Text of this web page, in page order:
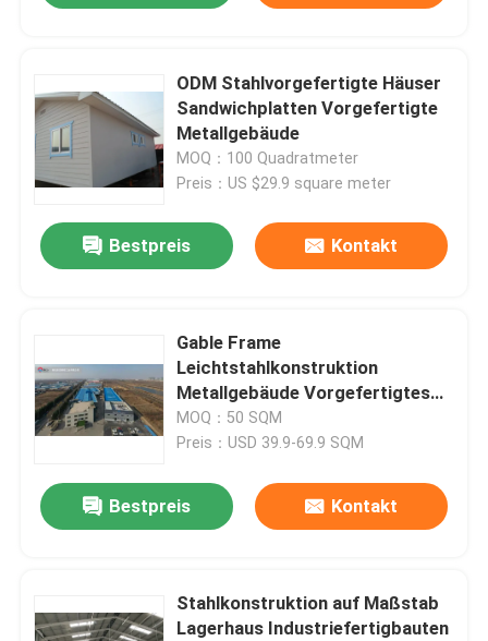
ODM Stahlvorgefertigte Häuser
Sandwichplatten Vorgefertigte
Metallgebäude
MOQ：100 Quadratmeter
Preis：US $29.9 square meter
Bestpreis Kontakt
Gable Frame
Leichtstahlkonstruktion
Metallgebäude Vorgefertigtes
Lagerhaus zum Verkauf
MOQ：50 SQM
Preis：USD 39.9-69.9 SQM
Bestpreis Kontakt
Stahlkonstruktion auf Maßstab
Lagerhaus Industriefertigbauten